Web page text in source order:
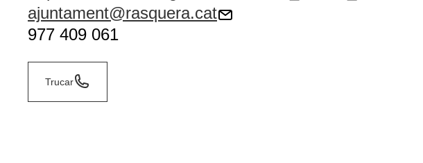
ajuntament@rasquera.cat
977 409 061
Trucar